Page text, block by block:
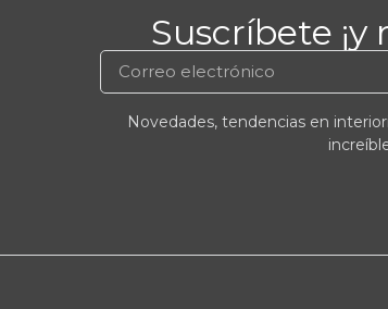
Suscríbete ¡y
Novedades, tendencias en